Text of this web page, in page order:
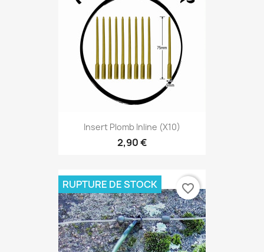
Insert Plomb Inline (X10)
2,90 €
RUPTURE DE STOCK favorite_border